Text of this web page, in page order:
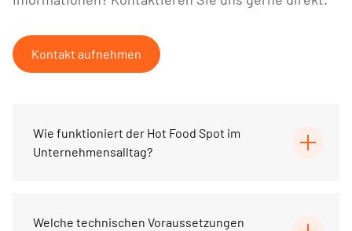
Kontakt aufnehmen
Wie funktioniert der Hot Food Spot im
Unternehmensalltag?
Welche technischen Voraussetzungen